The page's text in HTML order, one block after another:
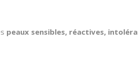
peaux sensibles, réactives,